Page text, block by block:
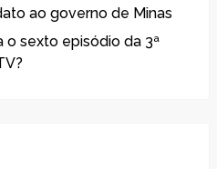
ao governo de Minas
o sexto episódio da 3ª